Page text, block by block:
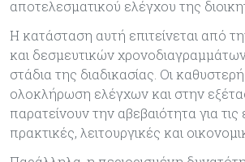
αποτελεσματικού ελέγχου της
Η κατάσταση αυτή επιτείνεται από
και δεσμευτικών
στάδια της διαδικασίας. Οι
ολοκλήρωση ελέγχων και στην
παρατείνουν την αβεβαιότητα για τις
πρακτικές, λειτουργικές και